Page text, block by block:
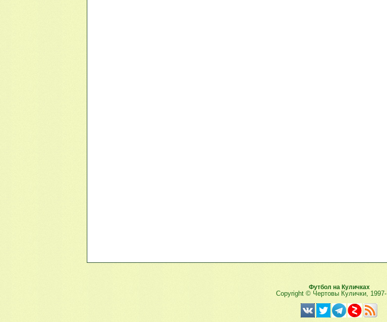
Футбол на Куличках
Copyright © Чертовы Кулички, 1997-